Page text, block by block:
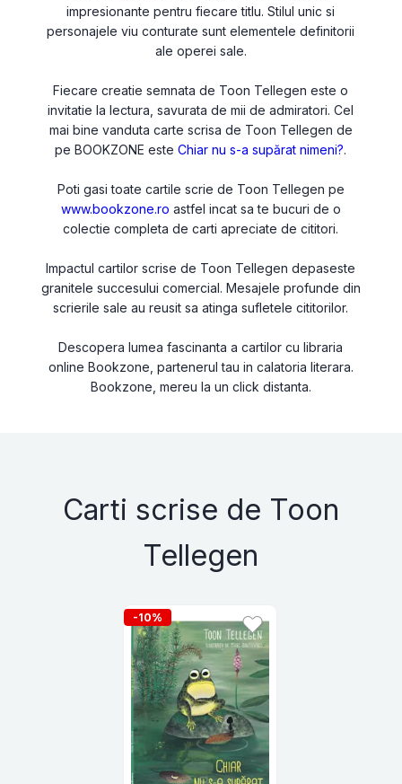
impresionante pentru fiecare titlu. Stilul unic si
personajele viu conturate sunt elementele definitorii
ale operei sale.
Fiecare creatie semnata de Toon Tellegen este o
invitatie la lectura, savurata de mii de admiratori. Cel
mai bine vanduta carte scrisa de Toon Tellegen de
pe BOOKZONE esteChiar nu s-a supărat nimeni?.
Poti gasi toate cartile scrie de Toon Tellegen pe
www.bookzone.ro astfel incat sa te bucuri de o
colectie completa de carti apreciate de cititori.
Impactul cartilor scrise de Toon Tellegen depaseste
granitele succesului comercial. Mesajele profunde din
scrierile sale au reusit sa atinga sufletele cititorilor.
Descopera lumea fascinanta a cartilor cu libraria
online Bookzone, partenerul tau in calatoria literara.
Bookzone, mereu la un click distanta.
Carti scrise de Toon
Tellegen
-10%